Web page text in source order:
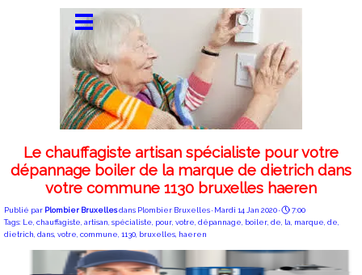
Le chauffagiste artisan spécialiste pour votre
dépannage boiler de la marque de dietrich dans
votre commune 1130 bruxelles haeren
Publié par Plombier Bruxellesdans Plombier Bruxelles· Mardi 14 Jan 2020 ·
7:00
Tags: Le chauffagiste artisan spécialiste pour votre dépannage boiler de la marque de
dietrich dans votre commune 1130 bruxelles haeren